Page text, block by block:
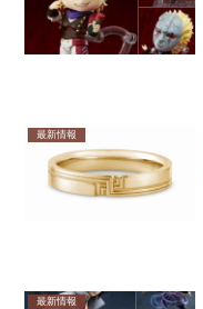
最新情報
最新情報